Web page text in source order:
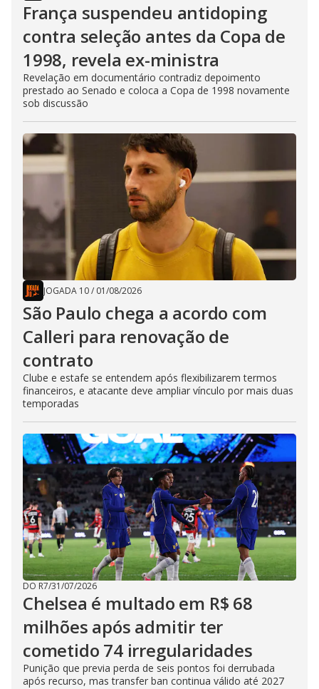
França suspendeu antidoping
contra seleção antes da Copa de
1998, revela ex-ministra
Revelação em documentário contradiz depoimento
prestado ao Senado e coloca a Copa de 1998 novamente
sob discussão
JOGADA 10/ 01/08/2026
São Paulo chega a acordo com
Calleri para renovação de
contrato
Clube e estafe se entendem após flexibilizarem termos
financeiros, e atacante deve ampliar vínculo por mais duas
temporadas
DO R7/31/07/2026
Chelsea é multado em R$ 68
milhões após admitir ter
cometido 74 irregularidades
Punição que previa perda de seis pontos foi derrubada
após recurso, mas transfer ban continua válido até 2027